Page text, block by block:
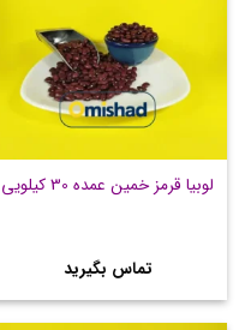
لوبیا قرمز خمین عمده 30 کیلویی
تماس بگیرید